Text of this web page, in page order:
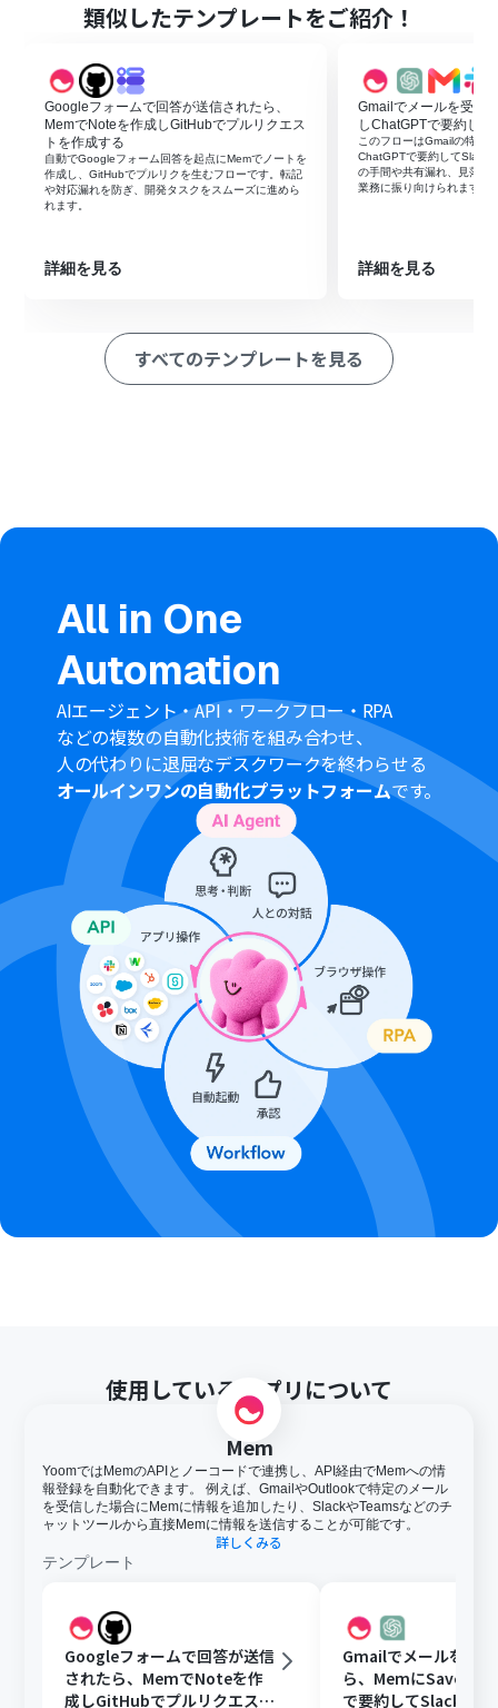
はじめに、ChatGPT、Google スプレッドシート、
Mem、TelegramをYoomと連携します
次に、トリガーでGoogle スプレッドシートを選択し、
「行が追加されたら」というアクションを設定します
オペレーションでMemの「Create Note」アクションを
設定し、スプレッドシートの情報を基にノートを作成し
ます
成」アクションを設定し、作成されたMemのノート内容
を要約します
ネルへ通知します
章）を任意で設定してください
生成した要約などを用いて任意で設定してください
※「トリガー」：フロー起動のきっかけとなるアクション、「オ
ペレーション」：トリガー起動後、フロー内で処理を行うアク
ション
‍■注意事項
Google スプレッドシート、Mem、ChatGPT、
TelegramのそれぞれとYoomを連携してください。
トリガーは5分、10分、15分、30分、60分の間隔で起動
間隔を選択できます。
プランによって最短の起動間隔が異なりますので、ご注意
ください。
ChatGPT（OpenAI）のアクションを実行するには、
OpenAIのAPI有料プラ ンの契約が必要です。（APIが使用
されたときに支払いができる状態）
ChatGPTのAPI利用はOpenAI社が有料で提供しており、
API疎通時のトークンにより従量課金される仕組みとなっ
ています。そのため、API使用時にお支払いが行える状況
でない場合エラーが発生しますのでご注意ください。
類似したテンプレートをご紹介！
Googleフォームで回答が送信されたら、
MemでNoteを作成しGitHubでプルリクエス
トを作成する
自動でGoogleフォーム回答を起点にMemでノートを
作成し、GitHubでプルリクを生むフローです。転記
や対応漏れを防ぎ、開発タスクをスムーズに進めら
れます。
詳細を見る
Gmailでメールを受信
しChatGPTで要約し
このフローはGmailの特定
ChatGPTで要約してSlack
の手間や共有漏れ、見落と
業務に振り向けられます。
詳細を見る
すべてのテンプレートを見る
All in One
Automation
AIエージェント・API・ワークフロー・RPA
などの複数の自動化技術を組み合わせ、
人の代わりに退屈なデスクワークを終わらせる
オールインワンの自動化プラットフォームです。
使用しているアプリについて
Mem
YoomではMemのAPIとノーコードで連携し、API経由でMemへの情
報登録を自動化できます。 例えば、GmailやOutlookで特定のメール
を受信した場合にMemに情報を追加したり、SlackやTeamsなどのチ
ャットツールから直接Memに情報を送信することが可能です。
詳しくみる
テンプレート
Googleフォームで回答が送信
されたら、MemでNoteを作
成しGitHubでプルリクエスト
Gmailでメールを受
ら、MemにSaveし
で要約してSlackに通